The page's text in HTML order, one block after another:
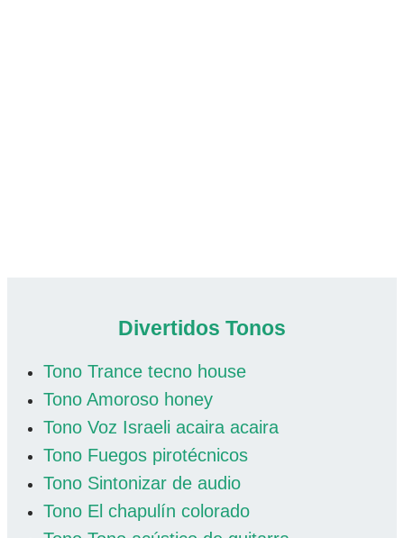
Divertidos Tonos
Tono Trance tecno house
Tono Amoroso honey
Tono Voz Israeli acaira acaira
Tono Fuegos pirotécnicos
Tono Sintonizar de audio
Tono El chapulín colorado